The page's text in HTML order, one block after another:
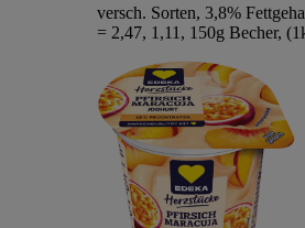
versch. Sorten, 3,8%
= 2,47, 1,11, 150g Becher,